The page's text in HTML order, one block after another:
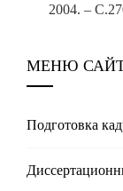
2004. –
МЕНЮ
Подготовка